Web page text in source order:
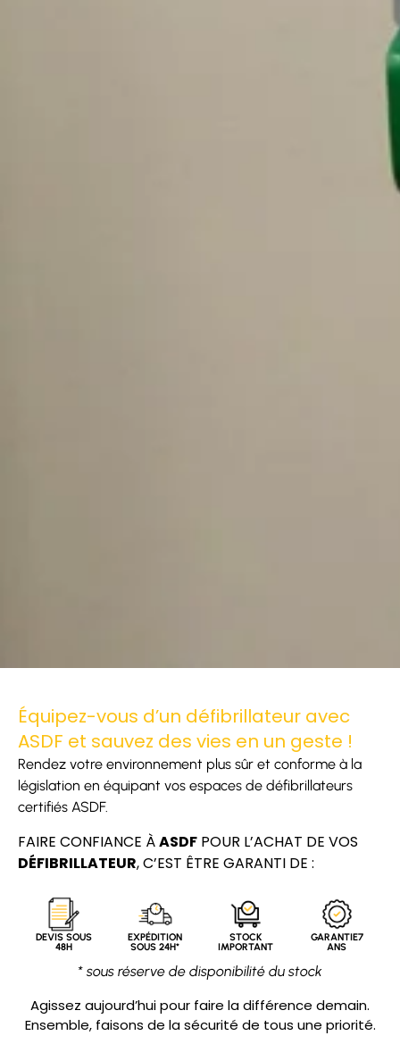
Équipez-vous d’un défibrillateur avec
ASDF et sauvez des vies en un geste !
Rendez votre environnement plus sûr et conforme à la
législation en équipant vos espaces de défibrillateurs
certifiés ASDF.
FAIRE CONFIANCE ÀASDF POUR L’ACHAT DE VOS
DÉFIBRILLATEUR, C’EST ÊTRE GARANTI DE :
DEVIS SOUS
48H
EXPÉDITION
SOUS 24H*
STOCK
IMPORTANT
GARANTIE7
ANS
* sous réserve de disponibilité du stock
Agissez aujourd’hui pour faire la différence demain.
Ensemble, faisons de la sécurité de tous une priorité.